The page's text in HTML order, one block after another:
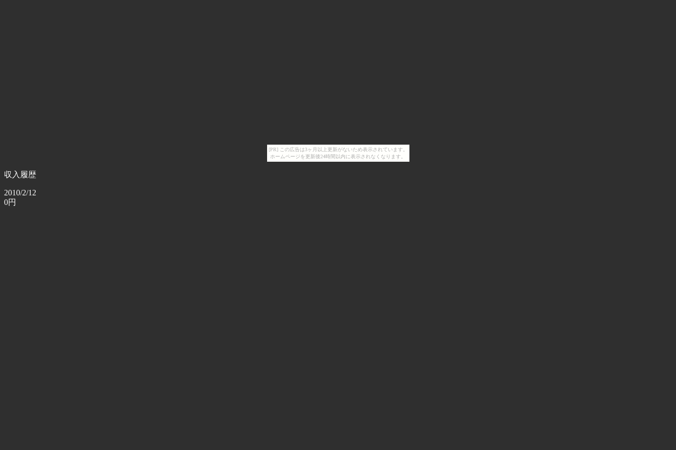
[PR] この広告は3ヶ月以上更新がないため表示されています。
ホームページを更新後24時間以内に表示されなくなります。
収入履歴
2010/2/12
0円